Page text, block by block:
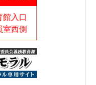
館入口
室西側